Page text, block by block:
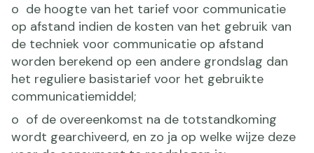
o de hoogte van het tarief voor communicatie
op afstand indien de kosten van het gebruik van
de techniek voor communicatie op afstand
worden berekend op een andere grondslag dan
het reguliere basistarief voor het gebruikte
communicatiemiddel;
o of de overeenkomst na de totstandkoming
wordt gearchiveerd, en zo ja op welke wijze deze